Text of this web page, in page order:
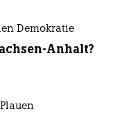
Demokratie
Anhalt?